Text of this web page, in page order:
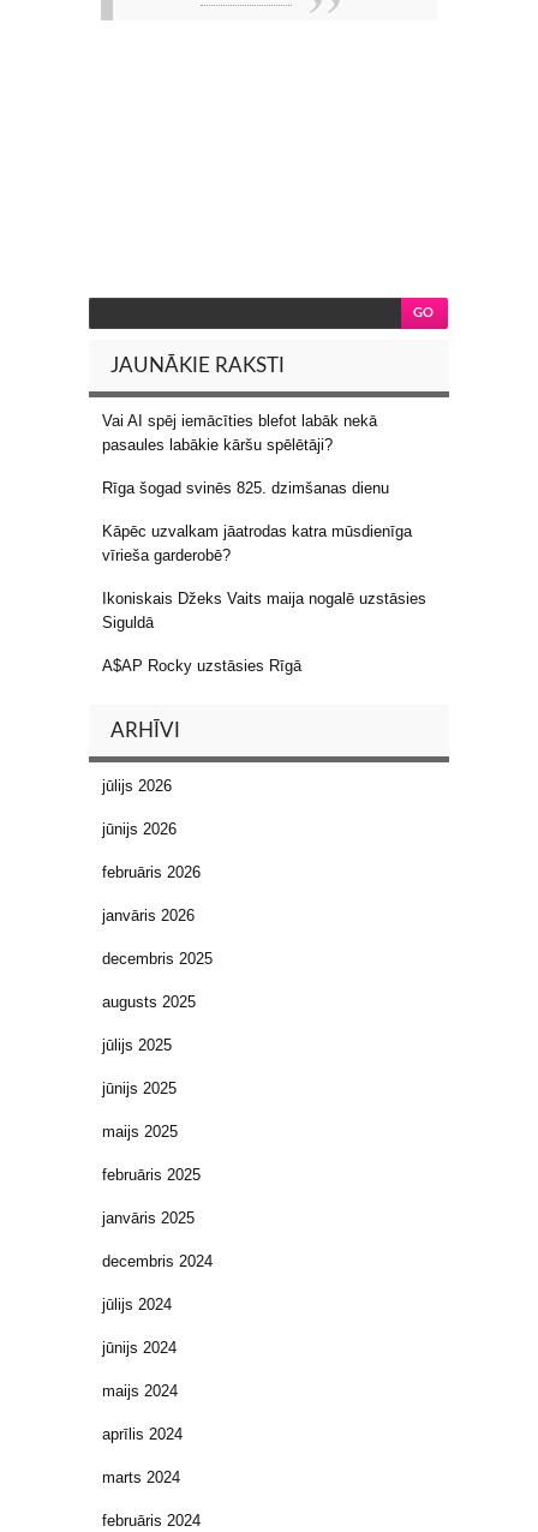
JAUNĀKIE RAKSTI
Vai AI spēj iemācīties blefot labāk nekā
pasaules labākie kāršu spēlētāji?
Rīga šogad svinēs 825. dzimšanas dienu
Kāpēc uzvalkam jāatrodas katra mūsdienīga
vīrieša garderobē?
Ikoniskais Džeks Vaits maija nogalē uzstāsies
Siguldā
A$AP Rocky uzstāsies Rīgā
ARHĪVI
jūlijs 2026
jūnijs 2026
februāris 2026
janvāris 2026
decembris 2025
augusts 2025
jūlijs 2025
jūnijs 2025
maijs 2025
februāris 2025
janvāris 2025
decembris 2024
jūlijs 2024
jūnijs 2024
maijs 2024
aprīlis 2024
marts 2024
februāris 2024